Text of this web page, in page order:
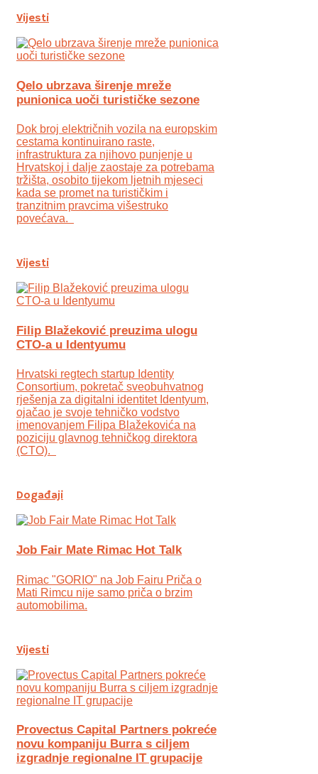
Vijesti
Qelo ubrzava širenje mreže
punionica uoči turističke sezone
Dok broj električnih vozila na europskim
cestama kontinuirano raste,
infrastruktura za njihovo punjenje u
Hrvatskoj i dalje zaostaje za potrebama
tržišta, osobito tijekom ljetnih mjeseci
kada se promet na turističkim i
tranzitnim pravcima višestruko
povećava.
Vijesti
Filip Blažeković preuzima ulogu
CTO-a u Identyumu
Hrvatski regtech startup Identity
Consortium, pokretač sveobuhvatnog
rješenja za digitalni identitet Identyum,
ojаčao je svoje tehničko vodstvo
imenovanjem Filipa Blažekovića na
poziciju glavnog tehničkog direktora
(CTO).
Događaji
Job Fair Mate Rimac Hot Talk
Rimac "GORIO" na Job Fairu Priča o
Mati Rimcu nije samo priča o brzim
automobilima.
Vijesti
Provectus Capital Partners pokreće
novu kompaniju Burra s ciljem
izgradnje regionalne IT grupacije